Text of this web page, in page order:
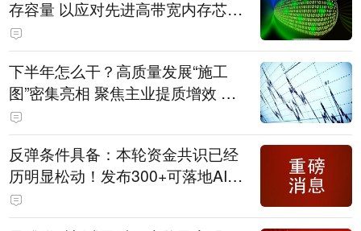
存容量 以应对先进高带宽内存芯片
短缺问题
下半年怎么干？高质量发展“施工
图”密集亮相 聚焦主业提质增效 国
资央企向AI要动能
反弹条件具备：本轮资金共识已经
历明显松动！发布300+可落地AI应
用；跨境支付+AI智能体；密码安全
主力军